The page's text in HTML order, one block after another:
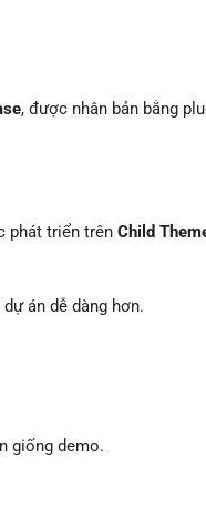
, được nhân bản bằng
phát triển trên Child
án dễ dàng hơn.
giống demo.